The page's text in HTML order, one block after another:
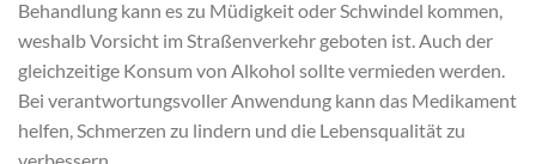
Behandlung kann es zu Müdigkeit oder Schwindel kommen,
weshalb Vorsicht im Straßenverkehr geboten ist. Auch der
gleichzeitige Konsum von Alkohol sollte vermieden werden.
Bei verantwortungsvoller Anwendung kann das Medikament
helfen, Schmerzen zu lindern und die Lebensqualität zu